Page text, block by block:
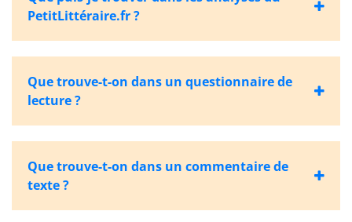
PetitLittéraire.fr ?
Que trouve-t-on dans un questionnaire de
lecture ?
Que trouve-t-on dans un commentaire de
texte ?